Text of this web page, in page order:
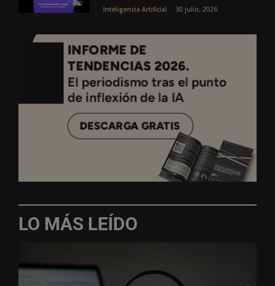
Inteligencia Artificial 30 julio, 2026
LO MÁS LEÍDO